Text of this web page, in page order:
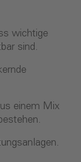
wichtige
sind.
einem Mix